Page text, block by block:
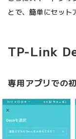
とで、簡単にセット
TP-Link
専用アプリでの